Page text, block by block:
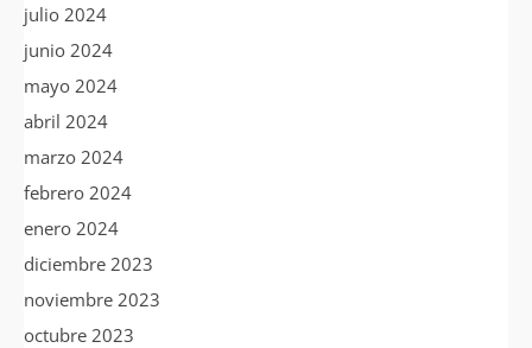
julio 2024
junio 2024
mayo 2024
abril 2024
marzo 2024
febrero 2024
enero 2024
diciembre 2023
noviembre 2023
octubre 2023